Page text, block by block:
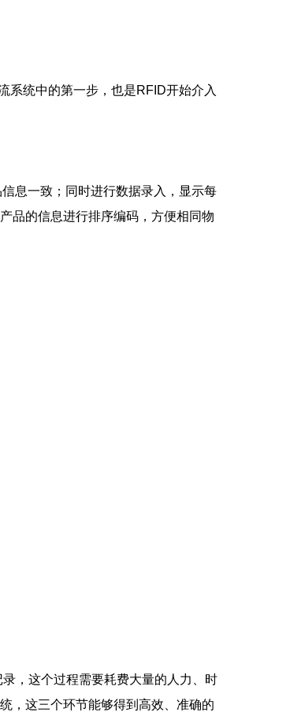
统中的第一步，也是RFID开始介入
息一致；同时进行数据录入，显示每
品的信息进行排序编码，方便相同物
，这个过程需要耗费大量的人力、时
，这三个环节能够得到高效、准确的